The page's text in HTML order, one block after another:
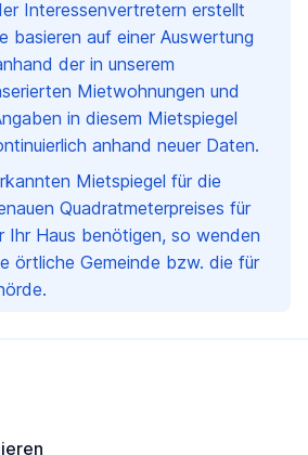
Interessenvertretern erstellt
basieren auf einer Auswertung
der in unserem
Mietwohnungen und
in diesem Mietspiegel
anhand neuer Daten.
Mietspiegel für die
Quadratmeterpreises für
Ihr Haus benötigen, so wenden
örtliche Gemeinde bzw. die für